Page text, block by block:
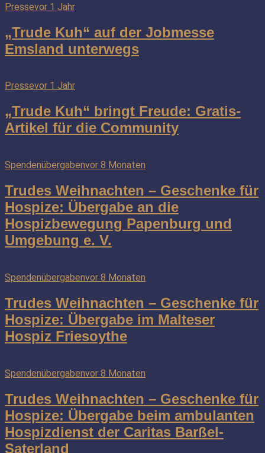
Pressevor 1 Jahr
„Trude Kuh“ auf der Jobmesse
Emsland unterwegs
Pressevor 1 Jahr
„Trude Kuh“ bringt Freude: Gratis-
Artikel für die Community
Spendenübergabenvor 8 Monaten
Trudes Weihnachten – Geschenke für
Hospize: Übergabe an die
Hospizbewegung Papenburg und
Umgebung e. V.
Spendenübergabenvor 8 Monaten
Trudes Weihnachten – Geschenke für
Hospize: Übergabe im Malteser
Hospiz Friesoythe
Spendenübergabenvor 8 Monaten
Trudes Weihnachten – Geschenke für
Hospize: Übergabe beim ambulanten
Hospizdienst der Caritas Barßel-
Saterland